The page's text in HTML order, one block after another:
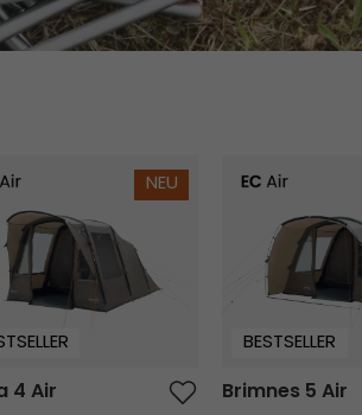
4 Air
NEU
4 Air
Brimnes 5 Air
BESTSELLER
Brimnes 5 Air